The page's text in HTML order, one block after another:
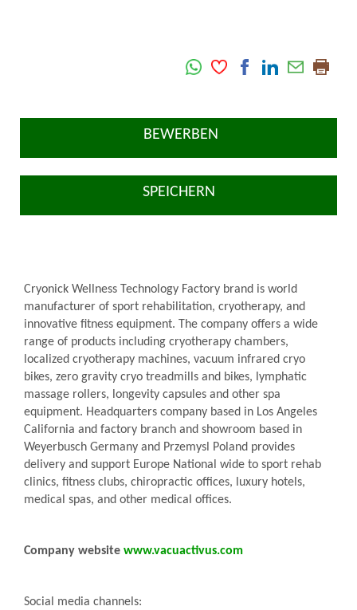
BEWERBEN
SPEICHERN
Cryonick Wellness Technology Factory brand is world
manufacturer of sport rehabilitation, cryotherapy, and
innovative fitness equipment. The company offers a wide
range of products including cryotherapy chambers,
localized cryotherapy machines, vacuum infrared cryo
bikes, zero gravity cryo treadmills and bikes, lymphatic
massage rollers, longevity capsules and other spa
equipment. Headquarters company based in Los Angeles
California and factory branch and showroom based in
Weyerbusch Germany and Przemysl Poland provides
delivery and support Europe National wide to sport rehab
clinics, fitness clubs, chiropractic offices, luxury hotels,
medical spas, and other medical offices.
Company website www.vacuactivus.com
Social media channels: